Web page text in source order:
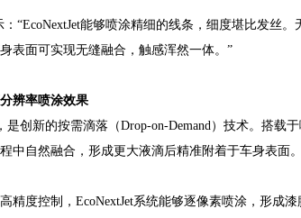
“EcoNextJet能够喷涂精细的线条，细度堪比发丝
表面可实现无缝融合，触感浑然一体。”
辨率喷涂效果
是创新的按需滴落（Drop-on-Demand）技术。搭
中自然融合，形成更大液滴后精准附着于车身表面。
精度控制，EcoNextJet系统能够逐像素喷涂，形成